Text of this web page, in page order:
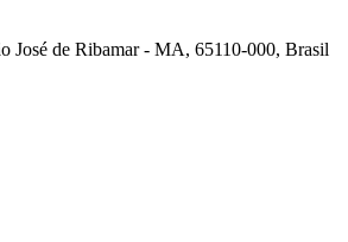
José de Ribamar - MA, 65110-000, Brasil